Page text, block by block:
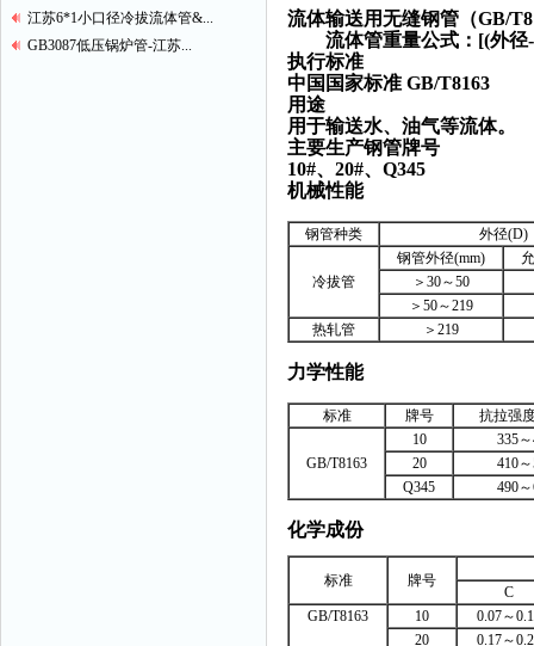
江苏6*1小口径冷拔流体管&...
GB3087低压锅炉管-江苏...
流体输送用无缝钢管（GB/
流体管重量公式 ：[(外
执行标准
中国国家标准 GB/T8163
用途
用于输送水、油气等流体。
主要生产钢管牌号
10#、20#、Q345
机械性能
钢管种类 外径(D)
冷拔管
钢管外径(mm)
＞30～50
＞50～219
热轧管
＞219
力学性能
标准 牌号 抗拉强
GB/T8163
10
335
20
410
Q345
490
化学成份
标准 牌号
C
GB/T8163
10
0.07～
20
0.17～